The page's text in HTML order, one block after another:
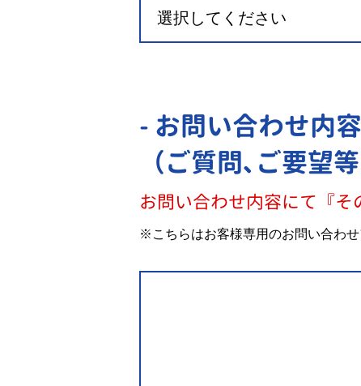
- お問い合わせ内容
（ご質問､ご要望等
お問い合わせ内容にて『そ
※こちらはお客様専用のお問い合わ